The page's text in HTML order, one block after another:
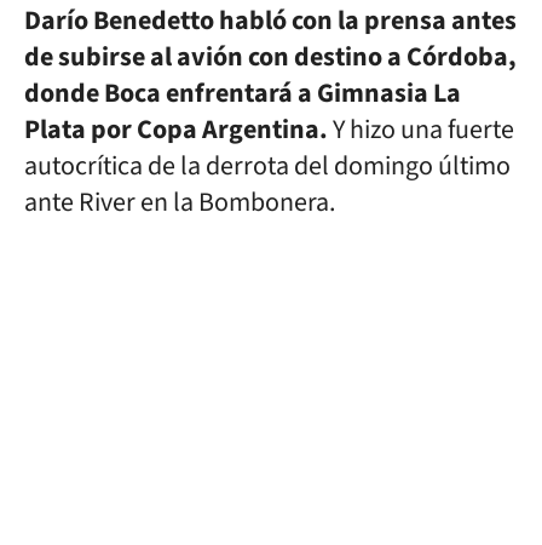
Darío Benedetto habló con la prensa antes
de subirse al avión con destino a Córdoba,
donde Boca enfrentará a Gimnasia La
Plata por Copa Argentina.Y hizo una fuerte
autocrítica de la derrota del domingo último
ante River en la Bombonera.